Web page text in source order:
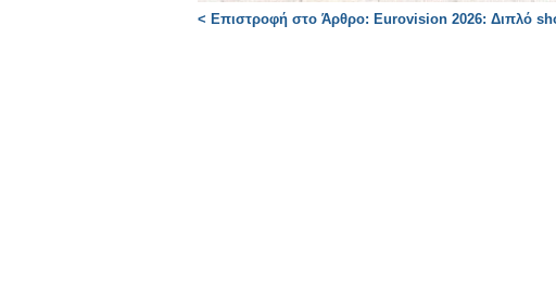
< Επιστροφή στο Άρθρο: Eurovision 2026: Διπλό